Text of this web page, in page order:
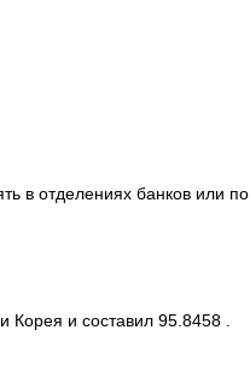
в отделениях банков или по
и составил 95.8458 .